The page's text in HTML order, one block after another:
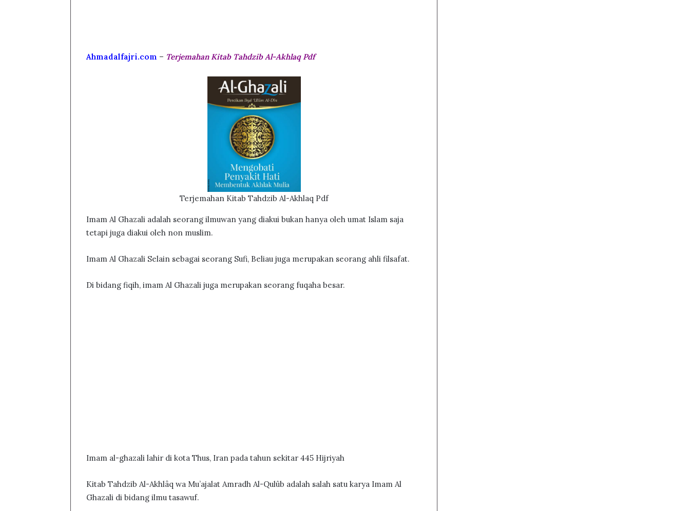
Ahmadalfajri.com – Terjemahan Kitab Tahdzib Al-Akhlaq Pdf
Terjemahan Kitab Tahdzib Al-Akhlaq Pdf
Imam Al Ghazali adalah seorang ilmuwan yang diakui bukan hanya oleh umat Islam saja
tetapi juga diakui oleh non muslim.
Imam Al Ghazali Selain sebagai seorang Sufi, Beliau juga merupakan seorang ahli filsafat.
Di bidang fiqih, imam Al Ghazali juga merupakan seorang fuqaha besar.
Imam al-ghazali lahir di kota Thus, Iran pada tahun sekitar 445 Hijriyah
Kitab Tahdzib Al-Akhlâq wa Mu’ajalat Amradh Al-Qulûb adalah salah satu karya Imam Al
Ghazali di bidang ilmu tasawuf.